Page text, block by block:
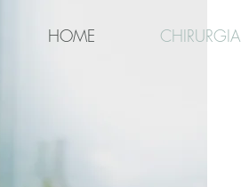
HOME CHIRURGIA